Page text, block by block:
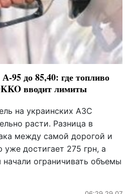
95 до 85,40: где топливо
вводит лимиты
на украинских АЗС
расти. Разница в
между самой дорогой и
достигает 275 грн, а
ограничивать объемы